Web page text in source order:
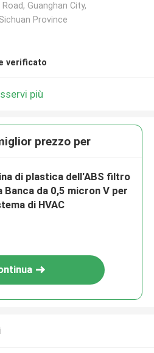
Guanghan City,
Province
verificato
più
prezzo per
di plastica dell'ABS filtro
Banca da 0,5 micron V per
di HVAC